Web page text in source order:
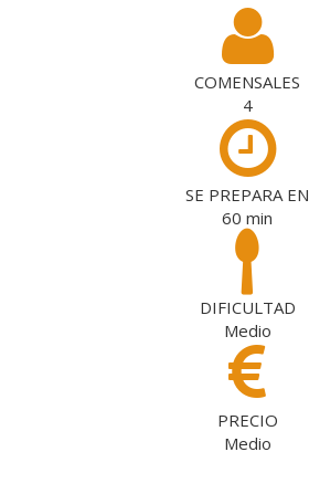
COMENSALES
4
SE PREPARA EN
60 min
DIFICULTAD
Medio
PRECIO
Medio